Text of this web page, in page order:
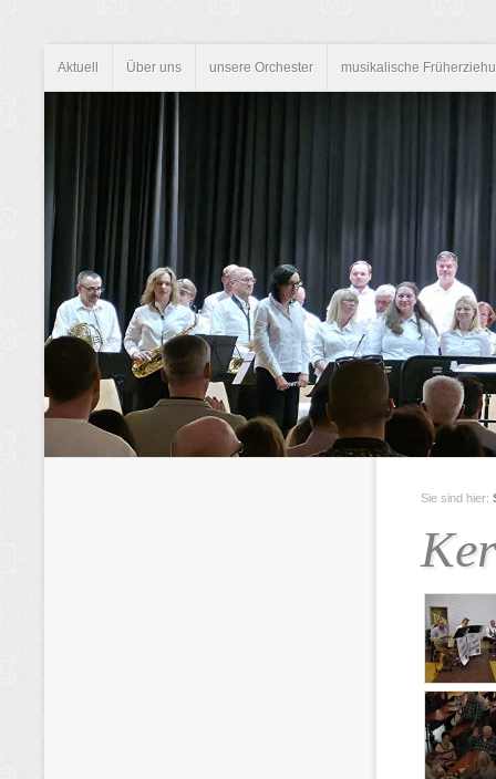
Aktuell Über uns unsere Orchester musikalische
Sie sind hier: